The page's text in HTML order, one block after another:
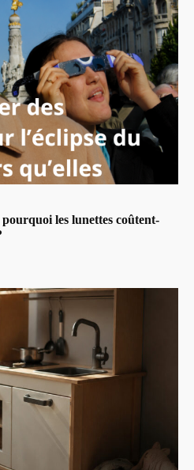
les lunettes coûtent-